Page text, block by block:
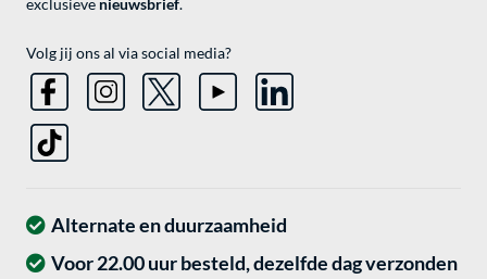
exclusieve nieuwsbrief.
Volg jij ons al via social media?
Alternate en duurzaamheid
Voor 22.00 uur besteld, dezelfde dag verzonden